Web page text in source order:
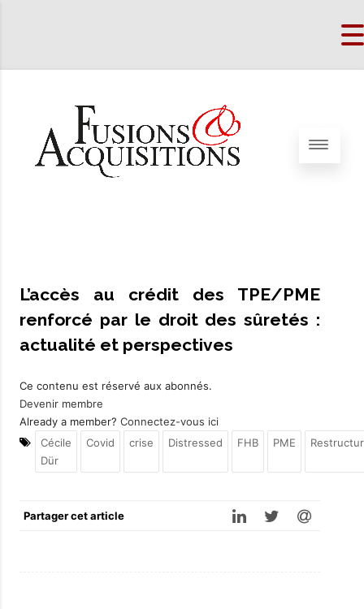
L’accès au crédit des TPE/PME
renforcé par le droit des sûretés :
actualité et perspectives
Ce contenu est réservé aux abonnés.
Devenir membre
Already a member? Connectez-vous ici
Cécile
Dür
Covid crise Distressed FHB PME
Partager cet article